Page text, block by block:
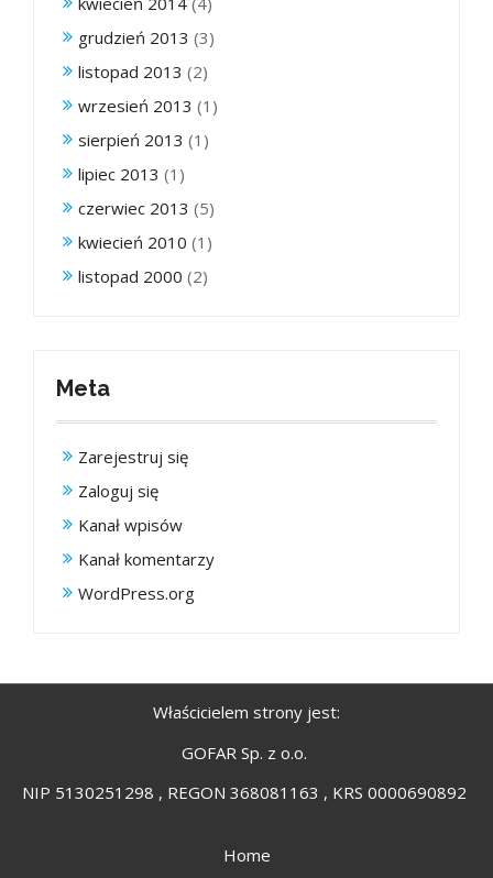
grudzień 2013 (3)
listopad 2013 (2)
wrzesień 2013 (1)
sierpień 2013 (1)
lipiec 2013 (1)
czerwiec 2013 (5)
kwiecień 2010 (1)
listopad 2000 (2)
Meta
Zarejestruj się
Zaloguj się
Kanał wpisów
Kanał komentarzy
WordPress.org
Właścicielem strony jest:
GOFAR Sp. z o.o.
NIP 5130251298 , REGON 368081163 , KRS 0000690892
Home